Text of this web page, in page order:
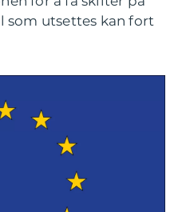
som utsettes kan fort